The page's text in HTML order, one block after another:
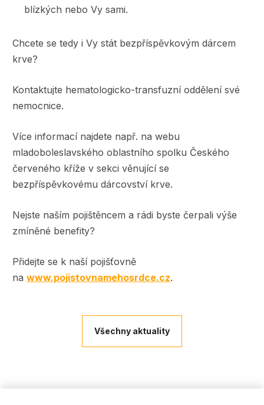
blízkých nebo Vy sami.
Chcete se tedy i Vy stát bezpříspěvkovým dárcem
krve?
Kontaktujte hematologicko-transfuzní oddělení své
nemocnice.
Více informací najdete např. na webu
mladoboleslavského oblastního spolku Českého
červeného kříže v sekci věnující se
bezpříspěvkovému dárcovství krve.
Nejste naším pojištěncem a rádi byste čerpali výše
zmíněné benefity?
Přidejte se k naší pojišťovně
na www.pojistovnamehosrdce.cz.
Všechny aktuality